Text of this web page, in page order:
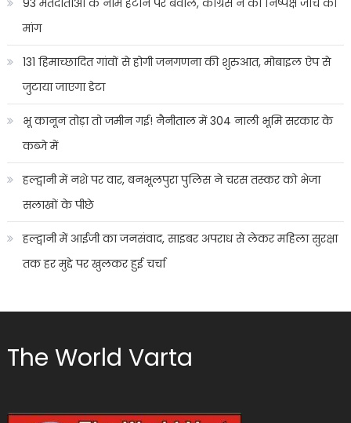
मांग
131 हिमाच्छादित गांवों से होगी जनगणना की शुरुआत, मोबाइल ऐप से
जुटाया जाएगा डेटा
भू कानून तोड़ा तो जमीन गई! नैनीताल में 304 नाली भूमि सरकार के
कब्जे में
हल्द्वानी में नशे पर वार, बनभूलपुरा पुलिस ने चरस तस्कर को भेजा
सलाखों के पीछे
हल्द्वानी में आईजी का जनसंवाद, साइबर अपराध से लेकर महिला सुरक्षा
तक हर मुद्दे पर खुलकर हुई चर्चा
The World Varta